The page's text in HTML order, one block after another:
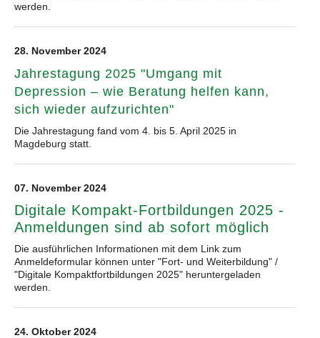
werden.
28. November 2024
Jahrestagung 2025 "Umgang mit
Depression – wie Beratung helfen kann,
sich wieder aufzurichten"
Die Jahrestagung fand vom 4. bis 5. April 2025 in
Magdeburg statt.
07. November 2024
Digitale Kompakt-Fortbildungen 2025 -
Anmeldungen sind ab sofort möglich
Die ausführlichen Informationen mit dem Link zum
Anmeldeformular können unter "Fort- und Weiterbildung" /
"Digitale Kompaktfortbildungen 2025" heruntergeladen
werden.
24. Oktober 2024